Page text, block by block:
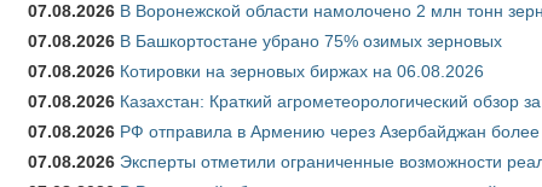
07.08.2026 В Воронежской области намолочено 2 млн тонн
07.08.2026 В Башкортостане убрано 75% озимых зерновых
07.08.2026 Котировки на зерновых биржах на 06.08.2026
07.08.2026 Казахстан: Краткий агрометеорологический обзор
07.08.2026 РФ отправила в Армению через Азербайджан более
07.08.2026 Эксперты отметили ограниченные возможности